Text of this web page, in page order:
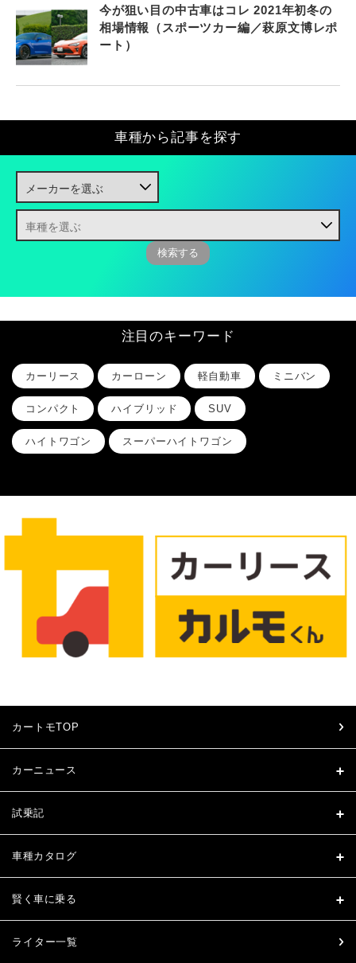
今が狙い目の中古車はコレ 2021年初冬の
相場情報（スポーツカー編／萩原文博レポ
ート）
車種から記事を探す
注目のキーワード
カーリース カーローン 軽自動車 ミニバン
コンパクト ハイブリッド SUV
ハイトワゴン スーパーハイトワゴン
カートモTOP
カーニュース
試乗記
車種カタログ
賢く車に乗る
ライター一覧